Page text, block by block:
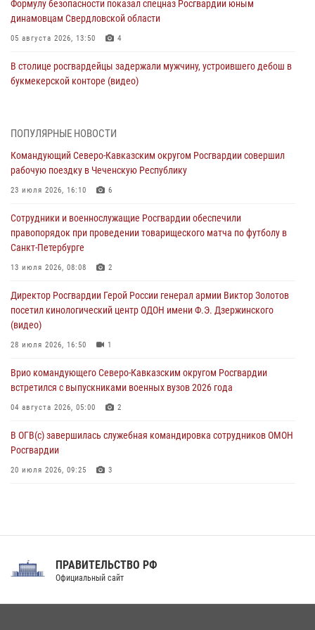
Формулу безопасности показал спецназ Росгвардии юным
динамовцам Свердловской области
05 августа 2026, 13:50 4
В столице росгвардейцы задержали мужчину, устроившего дебош в
букмекерской конторе (видео)
В Удмуртии при силовой поддержке спецназа Росгвардии
оздоровительных услуг (видео)
05 августа 2026, 13:20
посетили мастер-класс по художественной гимнастике
05 августа 2026, 13:00
Офицеры Росгвардии и ветераны войск правопорядка почтили
05 августа 2026, 12:40
Росгвардейцы приняли участие в акции «Волна памяти»,
посвящённой 83‑й годовщине освобождения Белгорода от
05 августа 2026, 12:13 1
ПОПУЛЯРНЫЕ НОВОСТИ
Командующий Северо-Кавказским округом Росгвардии совершил
рабочую поездку в Чеченскую Республику
23 июля 2026, 16:10 6
Сотрудники и военнослужащие Росгвардии обеспечили
правопорядок при проведении товарищеского матча по футболу в
Санкт-Петербурге
13 июля 2026, 08:08 2
Директор Росгвардии Герой России генерал армии Виктор Золотов
посетил кинологический центр ОДОН имени Ф.Э. Дзержинского
(видео)
28 июля 2026, 16:50 1
Врио командующего Северо-Кавказским округом Росгвардии
встретился с выпускниками военных вузов 2026 года
04 августа 2026, 05:00 2
В ОГВ(с) завершилась служебная командировка сотрудников ОМОН
Росгвардии
20 июля 2026, 09:25 3
Праздник «Один день с Росгвардией» к 105-летию Центрального
ПРАВИТЕЛЬСТВО РФ
Официальный сайт